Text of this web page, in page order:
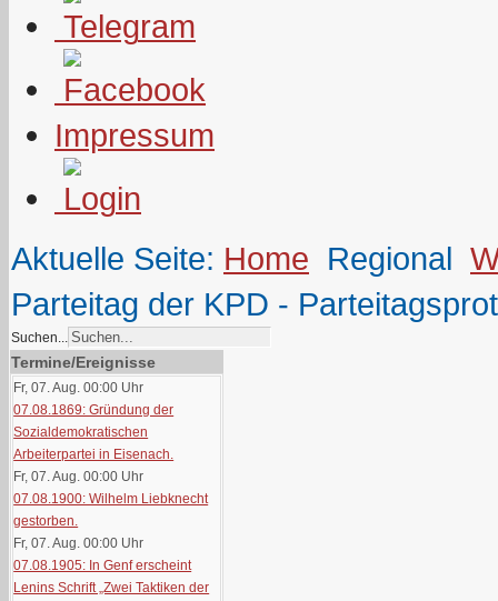
Impressum
Aktuelle Seite: Home Regional
Parteitag der KPD -
Suchen...
Termine/Ereignisse
Fr, 07. Aug. 00:00 Uhr
07.08.1869: Gründung der
Sozialdemokratischen
Arbeiterpartei in Eisenach.
Fr, 07. Aug. 00:00 Uhr
07.08.1900: Wilhelm Liebknecht
gestorben.
Fr, 07. Aug. 00:00 Uhr
07.08.1905: In Genf erscheint
Lenins Schrift „Zwei Taktiken der